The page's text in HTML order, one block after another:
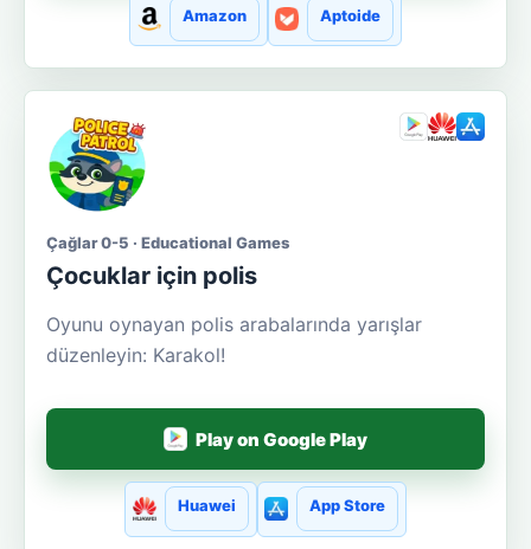
Amazon Aptoide
Çağlar 0-5 · Educational Games
Çocuklar için polis
Oyunu oynayan polis arabalarında yarışlar
düzenleyin: Karakol!
Play on Google Play
Huawei App Store